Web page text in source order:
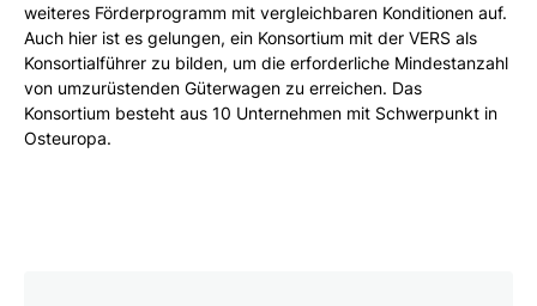
weiteres Förderprogramm mit vergleichbaren Konditionen auf.
Auch hier ist es gelungen, ein Konsortium mit der VERS als
Konsortialführer zu bilden, um die erforderliche Mindestanzahl
von umzurüstenden Güterwagen zu erreichen. Das
Konsortium besteht aus 10 Unternehmen mit Schwerpunkt in
Osteuropa.